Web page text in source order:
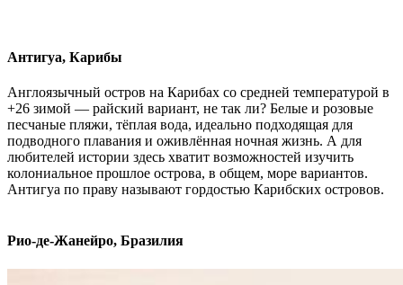
Антигуа, Карибы
Англоязычный остров на Карибах со средней температурой в
+26 зимой — райский вариант, не так ли? Белые и розовые
песчаные пляжи, тёплая вода, идеально подходящая для
подводного плавания и оживлённая ночная жизнь. А для
любителей истории здесь хватит возможностей изучить
колониальное прошлое острова, в общем, море вариантов.
Антигуа по праву называют гордостью Карибских островов.
Рио-де-Жанейро, Бразилия